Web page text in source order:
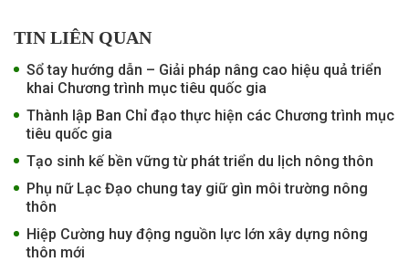
TIN LIÊN QUAN
Sổ tay hướng dẫn – Giải pháp nâng cao hiệu quả triển
khai Chương trình mục tiêu quốc gia
Thành lập Ban Chỉ đạo thực hiện các Chương trình mục
tiêu quốc gia
Tạo sinh kế bền vững từ phát triển du lịch nông thôn
Phụ nữ Lạc Đạo chung tay giữ gìn môi trường nông
thôn
Hiệp Cường huy động nguồn lực lớn xây dựng nông
thôn mới